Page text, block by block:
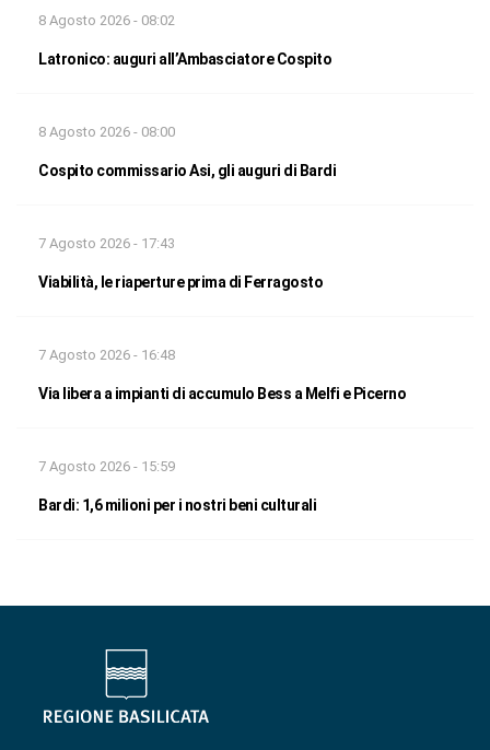
8 Agosto 2026 - 08:02
Latronico: auguri all’Ambasciatore Cospito
8 Agosto 2026 - 08:00
Cospito commissario Asi, gli auguri di Bardi
7 Agosto 2026 - 17:43
Viabilità, le riaperture prima di Ferragosto
7 Agosto 2026 - 16:48
Via libera a impianti di accumulo Bess a Melfi e Picerno
7 Agosto 2026 - 15:59
Bardi: 1,6 milioni per i nostri beni culturali